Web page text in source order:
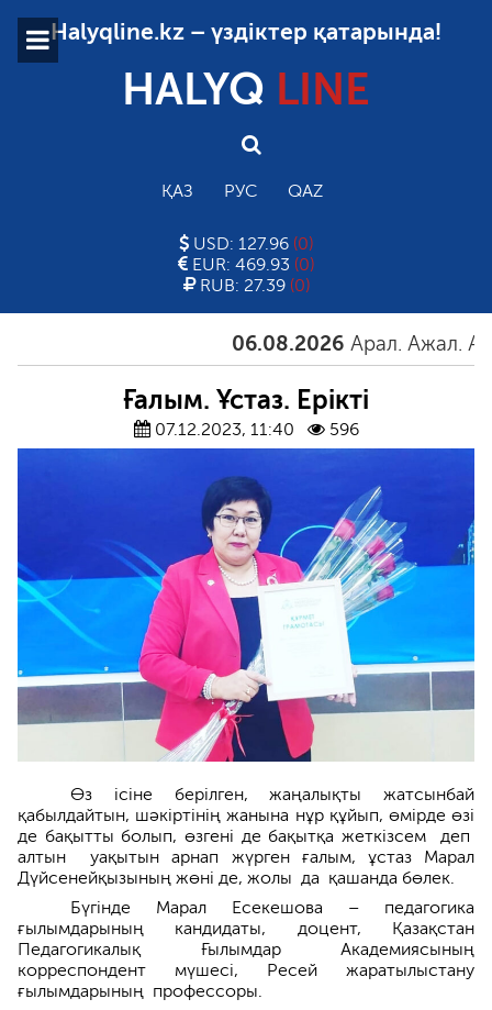
Halyqline.kz – үздіктер қатарында!
HALYQ LINE
ҚАЗ РУС QAZ
USD: 127.96 (0)
EUR: 469.93 (0)
RUB: 27.39 (0)
06.08.2026 Арал. Ажал. Айғақ
Ғалым. Ұстаз. Ерікті
07.12.2023, 11:40 596
Өз ісіне берілген, жаңалықты жатсынбай
қабылдайтын, шәкіртінің жанына нұр құйып, өмірде өзі
де бақытты болып, өзгені де бақытқа жеткізсем деп
алтын уақытын арнап жүрген ғалым, ұстаз Марал
Дүйсенейқызының жөні де, жолы да қашанда бөлек.
Бүгінде Марал Есекешова – педагогика
ғылымдарының кандидаты, доцент, Қазақстан
Педагогикалық Ғылымдар Академиясының
корреспондент мүшесі, Ресей жаратылыстану
ғылымдарының профессоры.